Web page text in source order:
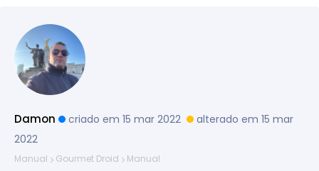
Damon criado em 15 mar 2022
alterado em 15 mar
2022
Manual Gourmet Droid Manual